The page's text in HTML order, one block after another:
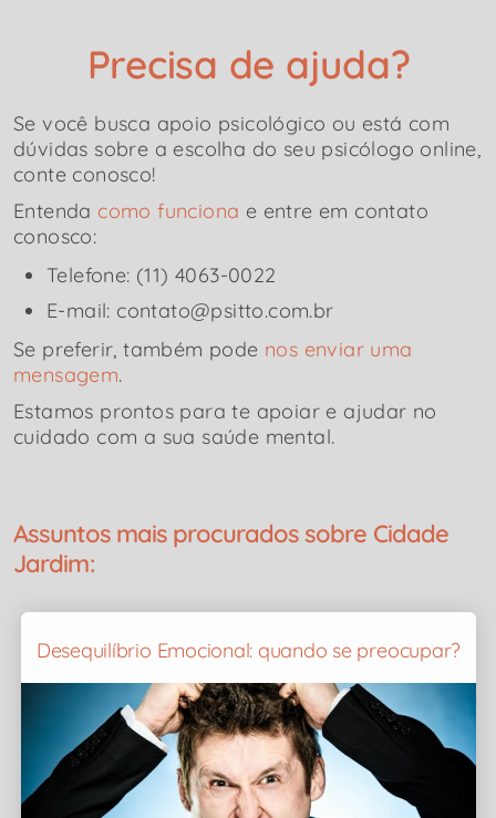
Precisa de ajuda?
Se você busca apoio psicológico ou está com
dúvidas sobre a escolha do seu psicólogo online,
conte conosco!
Entenda como funciona e entre em contato
conosco:
Telefone: (11) 4063-0022
E-mail: contato@psitto.com.br
Se preferir, também pode nos enviar uma
mensagem.
Estamos prontos para te apoiar e ajudar no
cuidado com a sua saúde mental.
Assuntos mais procurados sobre Cidade
Jardim:
Desequilíbrio Emocional: quando se preocupar?